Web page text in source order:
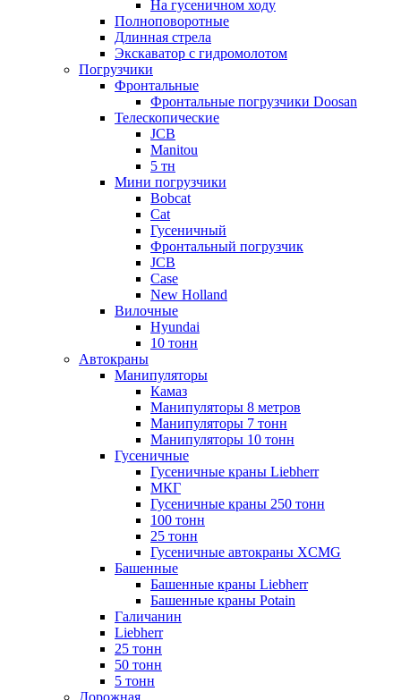
На гусеничном ходу
Полноповоротные
Длинная стрела
Экскаватор с гидромолотом
Погрузчики
Фронтальные
Фронтальные погрузчики Doosan
Телескопические
JCB
Manitou
5 тн
Мини погрузчики
Bobcat
Cat
Гусеничный
Фронтальный погрузчик
JCB
Case
New Holland
Вилочные
Hyundai
10 тонн
Автокраны
Манипуляторы
Камаз
Манипуляторы 8 метров
Манипуляторы 7 тонн
Манипуляторы 10 тонн
Гусеничные
Гусеничные краны Liebherr
МКГ
Гусеничные краны 250 тонн
100 тонн
25 тонн
Гусеничные автокраны XCMG
Башенные
Башенные краны Liebherr
Башенные краны Potain
Галичанин
Liebherr
25 тонн
50 тонн
5 тонн
Дорожная